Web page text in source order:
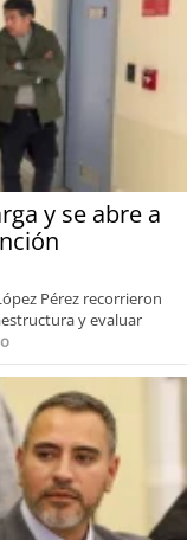
y se abre a
Pérez recorrieron
y evaluar